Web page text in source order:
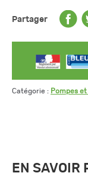
Partager
Catégorie : Pompes
EN SAVOIR